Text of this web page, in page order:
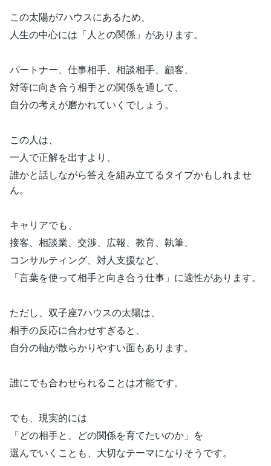
この太陽が7ハウスにあるため、
人生の中心には「人との関係」があります。
パートナー、仕事相手、相談相手、顧客、
対等に向き合う相手との関係を通して、
自分の考えが磨かれていくでしょう。
この人は、
一人で正解を出すより、
誰かと話しながら答えを組み立てるタイプかもしれませ
ん。
キャリアでも、
接客、相談業、交渉、広報、教育、執筆、
コンサルティング、対人支援など、
「言葉を使って相手と向き合う仕事」に適性があります。
ただし、双子座7ハウスの太陽は、
相手の反応に合わせすぎると、
自分の軸が散らかりやすい面もあります。
誰にでも合わせられることは才能です。
でも、現実的には
「どの相手と、どの関係を育てたいのか」を
選んでいくことも、大切なテーマになりそうです。